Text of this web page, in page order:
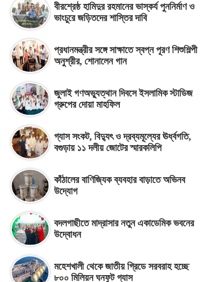
বীরশ্রেষ্ঠ হামিদুর রহমানের ভাস্কর্য পুননির্মাণ ও
ভাংচুরে জড়িতদের শাস্তির দাবি
প্রধানমন্ত্রীর সঙ্গে সাক্ষাতে স্বপ্ন পূরণ শিশুশিল্পী
অনুশ্রীর, শোনালেন গান
জুলাই গণঅভ্যুত্থান দিবসে ইসলামিক স্টাডিজ
গ্রুপের দোয়া মাহফিল
গ্যাস সংকট, বিদ্যুৎ ও দ্রব্যমূল্যের ঊর্ধ্বগতি,
বগুড়ায় ১১ দলীয় জোটের স্মারকলিপি
কাঁঠালের বাণিজ্যিক ব্যবহার বাড়াতে অভিনব
উদ্যোগ
বদলগাছীতে মাদ্রাসার নতুন একাডেমিক ভবনের
উদ্বোধন
মহেশখালী থেকে জাতীয় গ্রিডে সরবরাহ হচ্ছে
৮০০ মিলিয়ন ঘনফুট গ্যাস